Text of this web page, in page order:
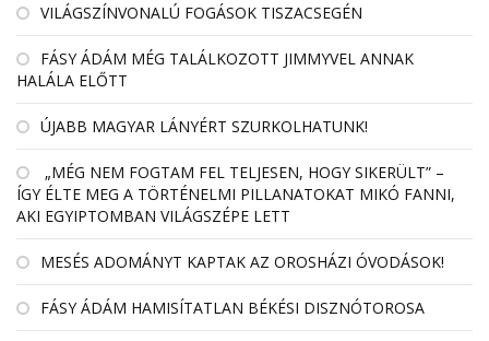
VILÁGSZÍNVONALÚ FOGÁSOK TISZACSEGÉN
FÁSY ÁDÁM MÉG TALÁLKOZOTT JIMMYVEL ANNAK
HALÁLA ELŐTT
ÚJABB MAGYAR LÁNYÉRT SZURKOLHATUNK!
„MÉG NEM FOGTAM FEL TELJESEN, HOGY SIKERÜLT” –
ÍGY ÉLTE MEG A TÖRTÉNELMI PILLANATOKAT MIKÓ FANNI,
AKI EGYIPTOMBAN VILÁGSZÉPE LETT
MESÉS ADOMÁNYT KAPTAK AZ OROSHÁZI ÓVODÁSOK!
FÁSY ÁDÁM HAMISÍTATLAN BÉKÉSI DISZNÓTOROSA